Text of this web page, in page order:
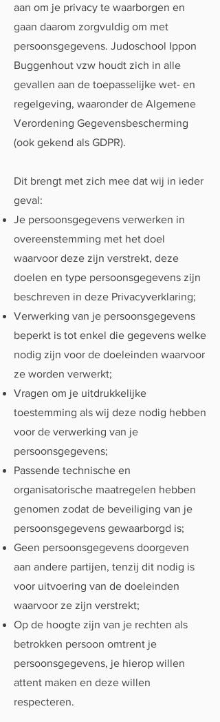
aan om je privacy te waarborgen en
gaan daarom zorgvuldig om met
persoonsgegevens. Judoschool Ippon
Buggenhout vzw houdt zich in alle
gevallen aan de toepasselijke wet- en
regelgeving, waaronder de Algemene
Verordening Gegevensbescherming
(ook gekend als GDPR).
Dit brengt met zich mee dat wij in ieder
geval:
Je persoonsgegevens verwerken in
overeenstemming met het doel
waarvoor deze zijn verstrekt, deze
doelen en type persoonsgegevens zijn
beschreven in deze Privacyverklaring;
Verwerking van je persoonsgegevens
beperkt is tot enkel die gegevens welke
nodig zijn voor de doeleinden waarvoor
ze worden verwerkt;
Vragen om je uitdrukkelijke
toestemming als wij deze nodig hebben
voor de verwerking van je
persoonsgegevens;
Passende technische en
organisatorische maatregelen hebben
genomen zodat de beveiliging van je
persoonsgegevens gewaarborgd is;
Geen persoonsgegevens doorgeven
aan andere partijen, tenzij dit nodig is
voor uitvoering van de doeleinden
waarvoor ze zijn verstrekt;
Op de hoogte zijn van je rechten als
betrokken persoon omtrent je
persoonsgegevens, je hierop willen
attent maken en deze willen
respecteren.